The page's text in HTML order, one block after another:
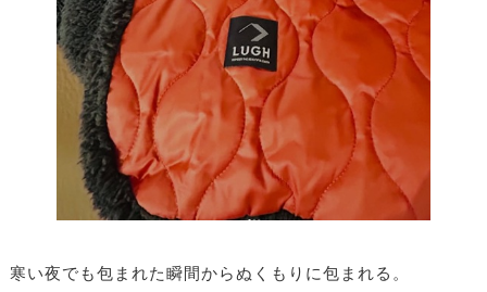
寒い夜でも包まれた瞬間からぬくもりに包まれる。